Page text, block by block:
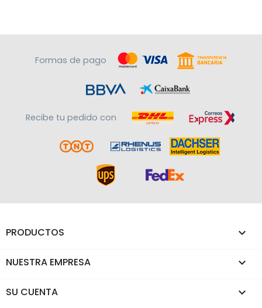
Formas de pago
Recibe tu pedido con
PRODUCTOS 
NUESTRA EMPRESA 
SU CUENTA 